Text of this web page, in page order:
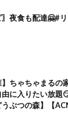
〗夜食も配達🤗#
】ちゃちゃまる
由に入りたい放題
うぶつの森】【